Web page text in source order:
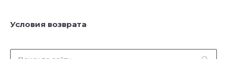
Условия возврата